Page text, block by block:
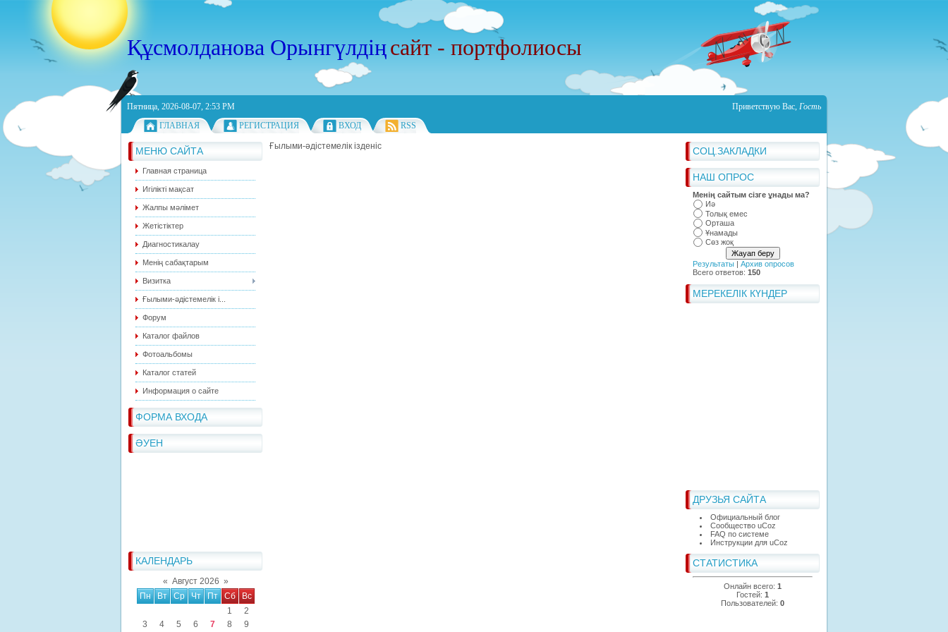
Құсмолданова Орынгүлдіңсайт - портфолиосы
Пятница, 2026-08-07, 2:53 PM Приветствую Вас, Гость
ГЛАВНАЯ
РЕГИСТРАЦИЯ ВХОД RSS
МЕНЮ САЙТА
Главная страница
Игілікті мақсат
Жалпы мәлімет
Жетістіктер
Диагностикалау
Менің сабақтарым
Визитка
Ғылыми-әдістемелік і...
Форум
Каталог файлов
Фотоальбомы
Каталог статей
Информация о сайте
ФОРМА ВХОДА
ӘУЕН
КАЛЕНДАРЬ
« Август 2026 »
Пн
Вт Ср Чт Пт Сб
Вс
1
2
3
4 5 6 7 8 9
СОЦ.ЗАКЛАДКИ
НАШ ОПРОС
Менің сайтым сізге ұнады ма?
Иә
Толық емес
Орташа
Ұнамады
Сөз жоқ
Результаты | Архив опросов
Всего ответов: 150
МЕРЕКЕЛІК КҮНДЕР
ДРУЗЬЯ САЙТА
Официальный блог
Сообщество uCoz
FAQ по системе
Инструкции для uCoz
СТАТИСТИКА
Онлайн всего: 1
Гостей: 1
Пользователей: 0
Ғылыми-әдістемелік ізденіс